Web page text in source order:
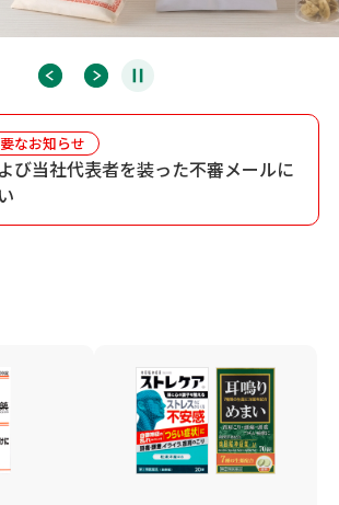
なお知らせ
当社代表者を装った不審メールに